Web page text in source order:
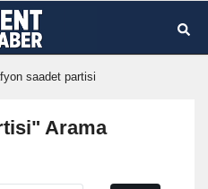
saadet partisi
Arama